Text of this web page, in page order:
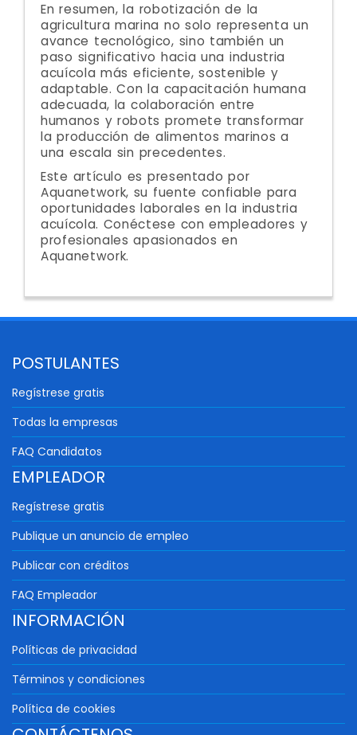
En resumen, la robotización de la
agricultura marina no solo representa un
avance tecnológico, sino también un
paso significativo hacia una industria
acuícola más eficiente, sostenible y
adaptable. Con la capacitación humana
adecuada, la colaboración entre
humanos y robots promete transformar
la producción de alimentos marinos a
una escala sin precedentes.
Este artículo es presentado por
Aquanetwork, su fuente confiable para
oportunidades laborales en la industria
acuícola. Conéctese con empleadores y
profesionales apasionados en
Aquanetwork.
POSTULANTES
Regístrese gratis
Todas la empresas
FAQ Candidatos
EMPLEADOR
Regístrese gratis
Publique un anuncio de empleo
Publicar con créditos
FAQ Empleador
INFORMACIÓN
Políticas de privacidad
Términos y condiciones
Política de cookies